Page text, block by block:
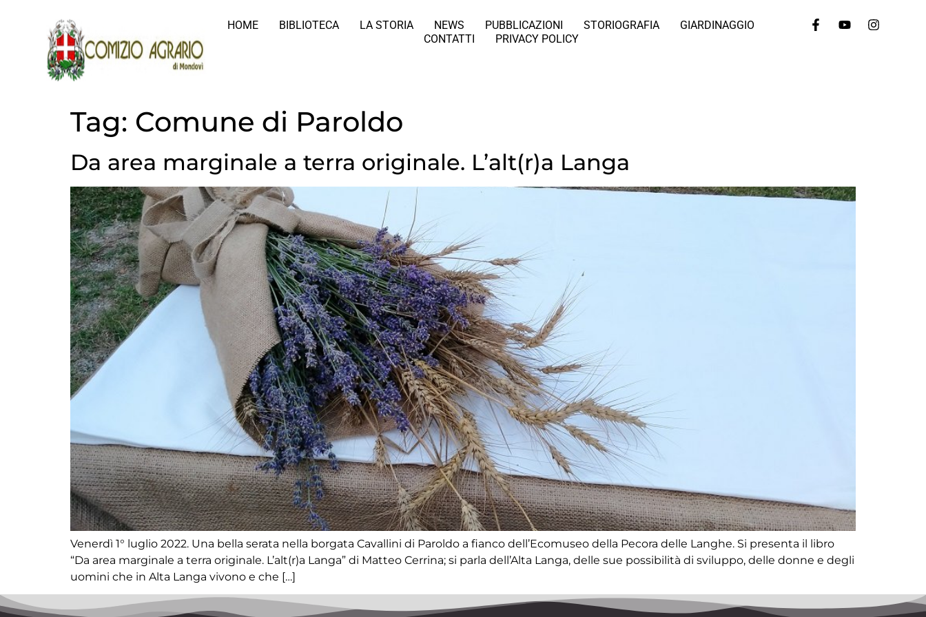
HOME BIBLIOTECA LA STORIA NEWS PUBBLICAZIONI STORIOGRAFIA
GIARDINAGGIO
CONTATTI
PRIVACY POLICY
Tag: Comune di Paroldo
Da area marginale a terra originale. L’alt(r)a Langa
Venerdì 1° luglio 2022. Una bella serata nella borgata Cavallini di Paroldo a fianco dell’Ecomuseo della Pecora delle Langhe. Si presenta il libro
“Da area marginale a terra originale. L’alt(r)a Langa” di Matteo Cerrina; si parla dell’Alta Langa, delle sue possibilità di sviluppo, delle donne e degli
uomini che in Alta Langa vivono e che […]